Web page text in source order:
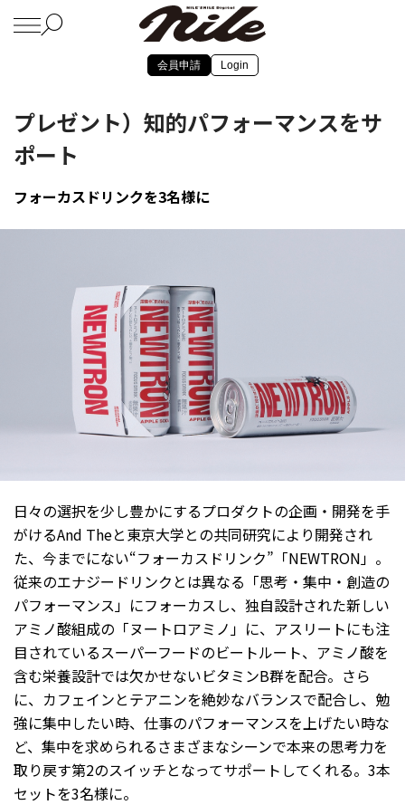
会員申請 Login
プレゼント）知的パフォーマンスをサ
ポート
フォーカスドリンクを3名様に
日々の選択を少し豊かにするプロダクトの企画・開発を手
がけるAnd Theと東京大学との共同研究により開発され
た、今までにない“フォーカスドリンク”「NEWTRON」。
従来のエナジードリンクとは異なる「思考・集中・創造の
パフォーマンス」にフォーカスし、独自設計された新しい
アミノ酸組成の「ヌートロアミノ」に、アスリートにも注
目されているスーパーフードのビートルート、アミノ酸を
含む栄養設計では欠かせないビタミンB群を配合。さら
に、カフェインとテアニンを絶妙なバランスで配合し、勉
強に集中したい時、仕事のパフォーマンスを上げたい時な
ど、集中を求められるさまざまなシーンで本来の思考力を
取り戻す第2のスイッチとなってサポートしてくれる。3本
セットを3名様に。